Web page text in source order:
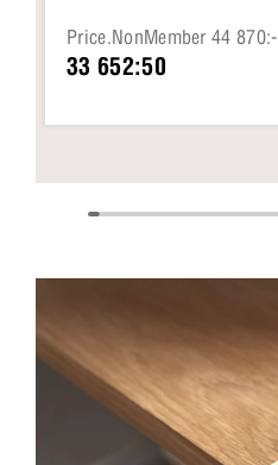
Price.NonMember 44 870:-
33 652:50